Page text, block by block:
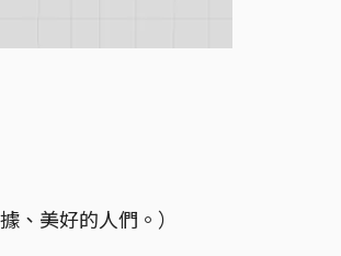
、美好的人們。）